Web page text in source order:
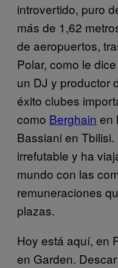
introvertido, puro
más de 1,62
de aeropuertos,
Polar, como le
un DJ y productor
éxito clubes
como Berghain en
Bassiani en
irrefutable y ha
mundo con las
remuneraciones
plazas.
Hoy está aquí, en
en Garden.